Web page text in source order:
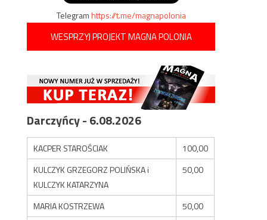
Telegramhttps://t.me/magnapolonia
WESPRZYJ PROJEKT MAGNA POLONIA
Darczyńcy - 6.08.2026
KACPER STAROŚCIAK
100,00
KULCZYK GRZEGORZ POLIŃSKA i
KULCZYK KATARZYNA
50,00
MARIA KOSTRZEWA
50,00